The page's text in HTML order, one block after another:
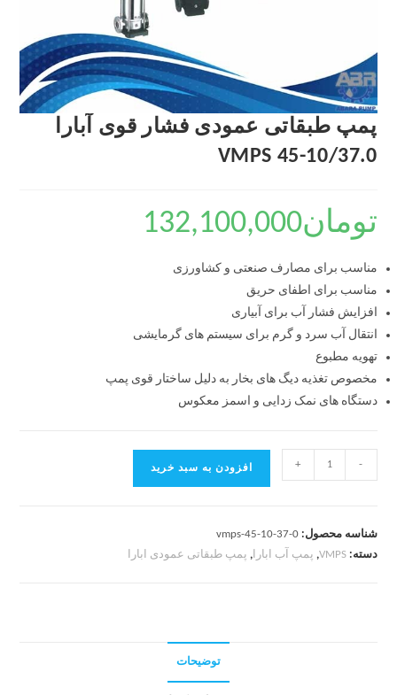
پمپ طبقاتی عمودی فشار قوی آبارا
VMPS 45-10/37.0
تومان132,100,000
مناسب برای مصارف صنعتی و کشاورزی
مناسب برای اطفای حریق
افزایش فشار آب برای آبیاری
انتقال آب سرد و گرم برای سیستم های گرمایشی
تهویه مطبوع
مخصوص تغذیه دیگ های بخار به دلیل ساختار قوی پمپ
دستگاه های نمک زدایی و اسمز معکوس
-
+ افزودن به سبد خرید
شناسه محصول:vmps-45-10-37-0
دسته:VMPS
, پمپ آب ابارا, پمپ طبقاتی عمودی ابارا
توضیحات